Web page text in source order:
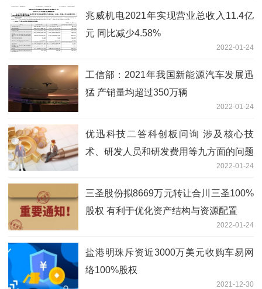
兆威机电2021年实现营业总收入11.4亿
元 同比减少4.58%
2022-01-24
工信部：2021年我国新能源汽车发展迅
猛 产销量均超过350万辆
2022-01-24
优迅科技二答科创板问询 涉及核心技
术、研发人员和研发费用等九方面的问题
2022-01-24
三圣股份拟8669万元转让合川三圣100%
股权 有利于优化资产结构与资源配置
2022-01-24
盐港明珠斥资近3000万美元收购车易网
络100%股权
2021-12-30